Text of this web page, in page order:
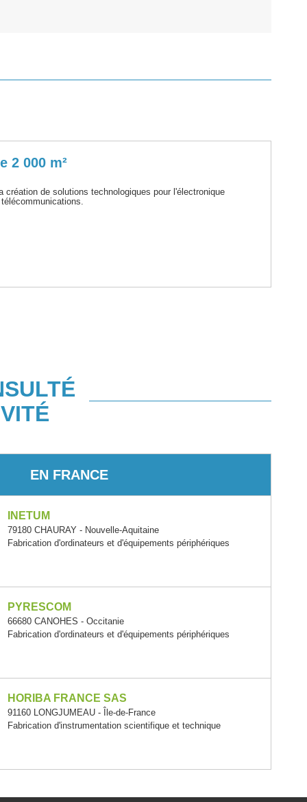
2 000 m²
de solutions technologiques pour l'électronique
EN FRANCE
INETUM
79180 CHAURAY - Nouvelle-Aquitaine
Fabrication d'ordinateurs et d'équipements périphériques
PYRESCOM
66680 CANOHES - Occitanie
Fabrication d'ordinateurs et d'équipements périphériques
HORIBA FRANCE SAS
91160 LONGJUMEAU - Île-de-France
Fabrication d'instrumentation scientifique et technique